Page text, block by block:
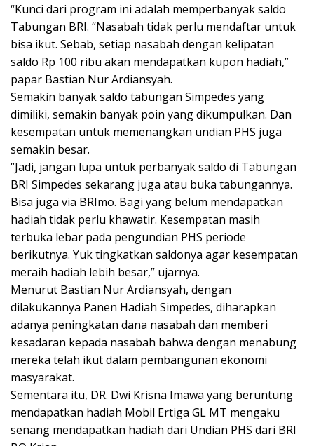
“Kunci dari program ini adalah memperbanyak saldo
Tabungan BRI. “Nasabah tidak perlu mendaftar untuk
bisa ikut. Sebab, setiap nasabah dengan kelipatan
saldo Rp 100 ribu akan mendapatkan kupon hadiah,”
papar Bastian Nur Ardiansyah.
Semakin banyak saldo tabungan Simpedes yang
dimiliki, semakin banyak poin yang dikumpulkan. Dan
kesempatan untuk memenangkan undian PHS juga
semakin besar.
“Jadi, jangan lupa untuk perbanyak saldo di Tabungan
BRI Simpedes sekarang juga atau buka tabungannya.
Bisa juga via BRImo. Bagi yang belum mendapatkan
hadiah tidak perlu khawatir. Kesempatan masih
terbuka lebar pada pengundian PHS periode
berikutnya. Yuk tingkatkan saldonya agar kesempatan
meraih hadiah lebih besar,” ujarnya.
Menurut Bastian Nur Ardiansyah, dengan
dilakukannya Panen Hadiah Simpedes, diharapkan
adanya peningkatan dana nasabah dan memberi
kesadaran kepada nasabah bahwa dengan menabung
mereka telah ikut dalam pembangunan ekonomi
masyarakat.
Sementara itu, DR. Dwi Krisna Imawa yang beruntung
mendapatkan hadiah Mobil Ertiga GL MT mengaku
senang mendapatkan hadiah dari Undian PHS dari BRI